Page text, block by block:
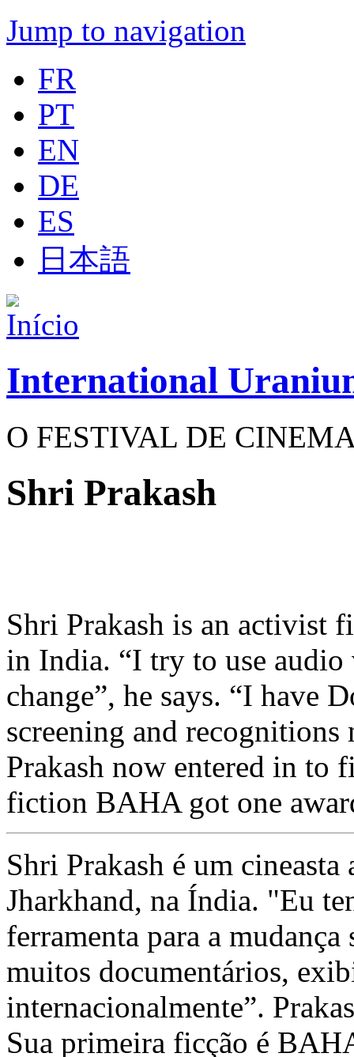
Jump to navigation
FR
PT
EN
DE
ES
日本語
International
O FESTIVAL DE
Shri Prakash
Shri Prakash is an activist
in India. “I try to use
change”, he says. “I have
screening and
Prakash now entered in
fiction BAHA got one
Shri Prakash é um
Jharkhand, na Índia. "Eu
ferramenta para a
muitos documentários,
internacionalmente”.
Sua primeira ficção é